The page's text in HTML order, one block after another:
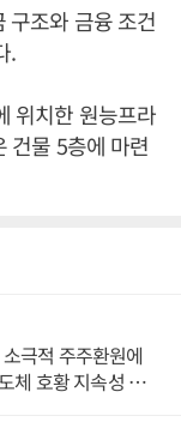
구조와 금융 조건
.
위치한 원능프라
건물 5층에 마련
극적 주주환원에
체 호황 지속성 의